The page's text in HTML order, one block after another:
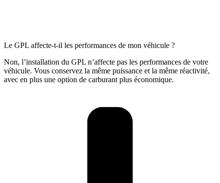
Le GPL affecte-t-il les performances de mon véhicule ?
Non, l’installation du GPL n’affecte pas les performances de votre
véhicule. Vous conservez la même puissance et la même réactivité,
avec en plus une option de carburant plus économique.